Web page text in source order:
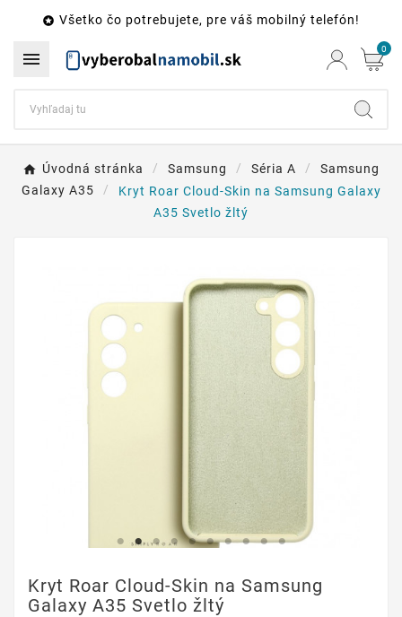
 Všetko čo potrebujete, pre váš mobilný telefón!
 0
Úvodná stránka Samsung Séria A
Samsung
Galaxy A35
Kryt Roar Cloud-Skin na Samsung Galaxy
A35 Svetlo žltý
Kryt Roar Cloud-Skin na Samsung
Galaxy A35 Svetlo žltý